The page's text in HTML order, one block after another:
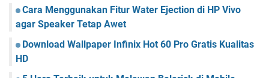
Cara Menggunakan Fitur Water Ejection di HP Vivo
agar Speaker Tetap Awet
Download Wallpaper Infinix Hot 60 Pro Gratis Kualitas
HD